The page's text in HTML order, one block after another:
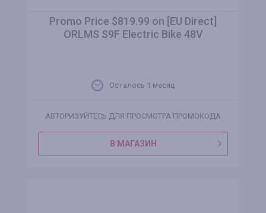
Promo Price $819.99 on [EU Direct]
ORLMS S9F Electric Bike 48V
Осталось 1 месяц
АВТОРИЗУЙТЕСЬ ДЛЯ ПРОСМОТРА ПРОМОКОДА
В МАГАЗИН